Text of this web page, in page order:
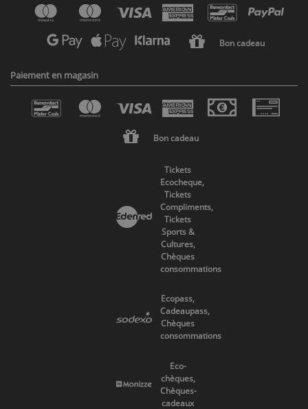
Bon cadeau
Paiement en magasin
Bon cadeau
Tickets
Ecocheque,
Tickets
Compliments,
Tickets
Sports &
Cultures,
Chèques
consommations
Ecopass,
Cadeaupass,
Chèques
consommations
Eco-
chèques,
Chèques-
cadeaux